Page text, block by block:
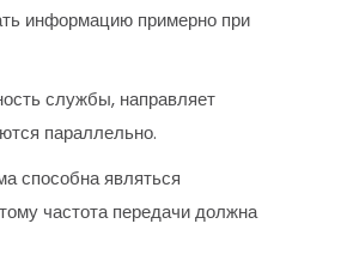
информацию примерно при
службы, направляет
параллельно.
способна являться
частота передачи должна